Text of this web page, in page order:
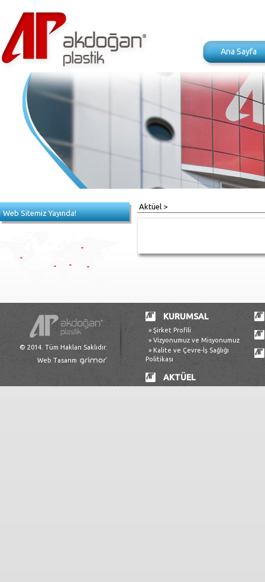
Ana Sayfa
Web Sitemiz Yayında!
Aktüel >
© 2014. Tüm Hakları Saklıdır.
Web Tasarım
KURUMSAL
» Şirket Profili
» Vizyonumuz ve Misyonumuz
» Kalite ve Çevre-İş Sağlığı
Politikası
AKTÜEL